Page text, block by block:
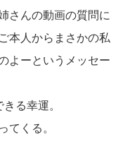
さんの動画の質問に
本人からまさかの私
よーというメッセー
る幸運。
てくる。